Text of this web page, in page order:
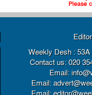
Please
Weekly Desh : 53A
Contact us: 020
Email:
Email: